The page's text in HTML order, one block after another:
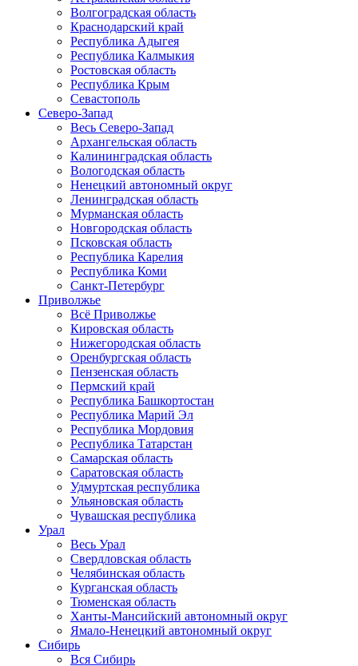
Волгоградская область
Краснодарский край
Республика Адыгея
Республика Калмыкия
Ростовская область
Республика Крым
Севастополь
Северо-Запад
Весь Северо-Запад
Архангельская область
Калининградская область
Вологодская область
Ненецкий автономный округ
Ленинградская область
Мурманская область
Новгородская область
Псковская область
Республика Карелия
Республика Коми
Санкт-Петербург
Приволжье
Всё Приволжье
Кировская область
Нижегородская область
Оренбургская область
Пензенская область
Пермский край
Республика Башкортостан
Республика Марий Эл
Республика Мордовия
Республика Татарстан
Самарская область
Саратовская область
Удмуртская республика
Ульяновская область
Чувашская республика
Урал
Весь Урал
Свердловская область
Челябинская область
Курганская область
Тюменская область
Ханты-Мансийский автономный округ
Ямало-Ненецкий автономный округ
Сибирь
Вся Сибирь